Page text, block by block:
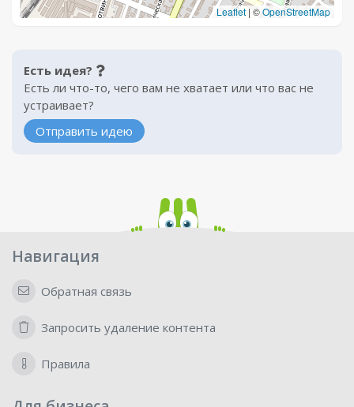
Leaflet | ©OpenStreetMap
Есть идея?
Есть ли что-то, чего вам не хватает или что вас не
устраивает?
Отправить идею
Навигация
Обратная связь
Запросить удаление контента
Правила